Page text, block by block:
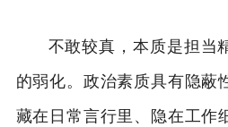
不敢较真，本质是担当
的弱化。政治素质具有隐蔽
藏在日常言行里、隐在工作